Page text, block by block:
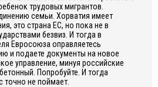
трудовых мигрантов.
семьи. Хорватия имеет
это страна ЕС, но пока не в
безвиз. И тогда в
Евросоюза оправляетесь
и подаете документы на новое
управление, минуя российские
Попробуйте. И тогда
точно не поймает.